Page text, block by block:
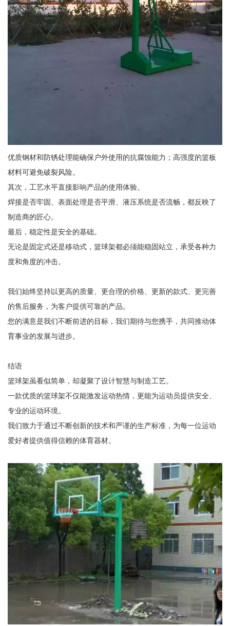
优质钢材和防锈处理能确保户外使用的抗腐蚀能力；高强度的篮板
材料可避免破裂风险。
其次，工艺水平直接影响产品的使用体验。
焊接是否牢固、表面处理是否平滑、液压系统是否流畅，都反映了
制造商的匠心。
最后，稳定性是安全的基础。
无论是固定式还是移动式，篮球架都必须能稳固站立，承受各种力
度和角度的冲击。
我们始终坚持以更高的质量、更合理的价格、更新的款式、更完善
的售后服务，为客户提供可靠的产品。
您的满意是我们不断前进的目标，我们期待与您携手，共同推动体
育事业的发展与进步。
结语
篮球架虽看似简单，却凝聚了设计智慧与制造工艺。
一款优质的篮球架不仅能激发运动热情，更能为运动员提供安全、
专业的运动环境。
我们致力于通过不断创新的技术和严谨的生产标准，为每一位运动
爱好者提供值得信赖的体育器材。